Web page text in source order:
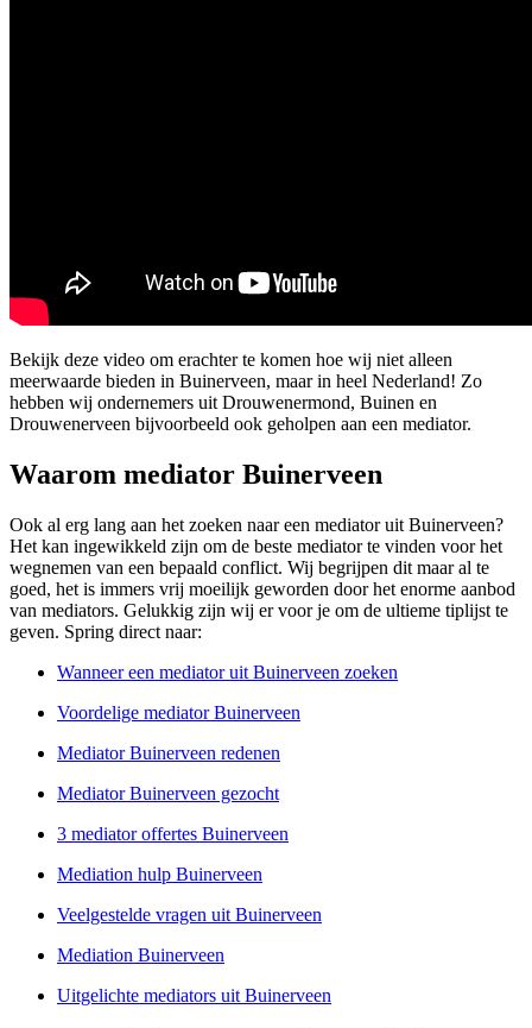
Bekijk deze video om erachter te komen hoe wij niet alleen
meerwaarde bieden in Buinerveen, maar in heel Nederland! Zo
hebben wij ondernemers uit Drouwenermond, Buinen en
Drouwenerveen bijvoorbeeld ook geholpen aan een mediator.
Waarom mediator Buinerveen
Ook al erg lang aan het zoeken naar een mediator uit Buinerveen?
Het kan ingewikkeld zijn om de beste mediator te vinden voor het
wegnemen van een bepaald conflict. Wij begrijpen dit maar al te
goed, het is immers vrij moeilijk geworden door het enorme aanbod
van mediators. Gelukkig zijn wij er voor je om de ultieme tiplijst te
geven. Spring direct naar:
Wanneer een mediator uit Buinerveen zoeken
Voordelige mediator Buinerveen
Mediator Buinerveen redenen
Mediator Buinerveen gezocht
3 mediator offertes Buinerveen
Mediation hulp Buinerveen
Veelgestelde vragen uit Buinerveen
Mediation Buinerveen
Uitgelichte mediators uit Buinerveen